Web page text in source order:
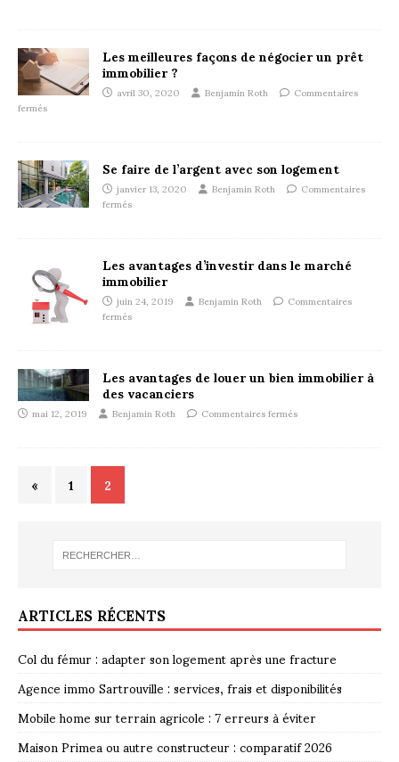
Les meilleures façons de négocier un prêt
immobilier ?
avril 30, 2020 Benjamin Roth Commentaires
fermés
Se faire de l’argent avec son logement
janvier 13, 2020 Benjamin Roth Commentaires
fermés
Les avantages d’investir dans le marché
immobilier
juin 24, 2019 Benjamin Roth Commentaires
fermés
Les avantages de louer un bien immobilier à
des vacanciers
mai 12, 2019 Benjamin Roth Commentaires fermés
« 1 2
ARTICLES RÉCENTS
Col du fémur : adapter son logement après une fracture
Agence immo Sartrouville : services, frais et disponibilités
Mobile home sur terrain agricole : 7 erreurs à éviter
Maison Primea ou autre constructeur : comparatif 2026